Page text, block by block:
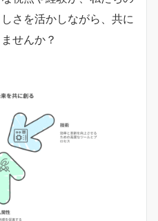
さを活かしながら、共に
せんか？